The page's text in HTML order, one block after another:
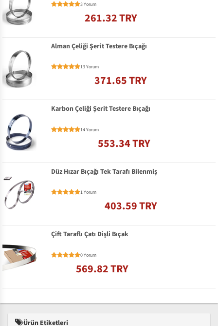
3 Yorum
261.32 TRY
Alman Çeliği Şerit Testere Bıçağı
13 Yorum
371.65 TRY
Karbon Çeliği Şerit Testere Bıçağı
14 Yorum
553.34 TRY
Düz Hızar Bıçağı Tek Tarafı Bilenmiş
1 Yorum
403.59 TRY
Çift Taraflı Çatı Dişli Bıçak
0 Yorum
569.82 TRY
Ürün Etiketleri